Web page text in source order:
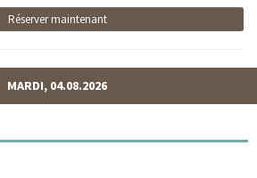
Réserver maintenant
MARDI, 04.08.2026